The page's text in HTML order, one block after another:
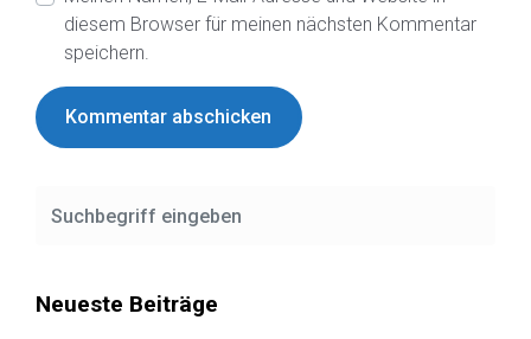
diesem Browser für meinen nächsten Kommentar
speichern.
Neueste Beiträge